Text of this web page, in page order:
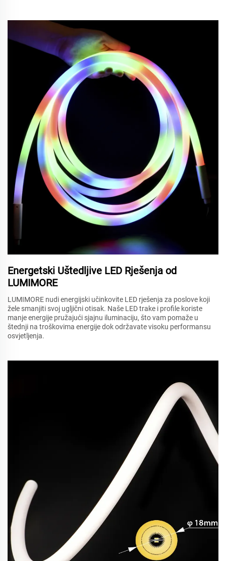
Energetski Uštedljive LED Rješenja od
LUMIMORE
LUMIMORE nudi energijski učinkovite LED rješenja za poslove koji
žele smanjiti svoj ugljični otisak. Naše LED trake i profile koriste
manje energije pružajući sjajnu iluminaciju, što vam pomaže u
štednji na troškovima energije dok održavate visoku performansu
osvjetljenja.